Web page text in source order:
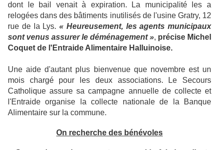
dont le bail venait à expiration. La municipalité les a
relogées dans des bâtiments inutilisés de l'usine Gratry, 12
rue de la Lys. « Heureusement, les agents municipaux
sont venus assurer le déménagement », précise Michel
Coquet de l'Entraide Alimentaire Halluinoise.
Une aide d'autant plus bienvenue que novembre est un
mois chargé pour les deux associations. Le Secours
Catholique assure sa campagne annuelle de collecte et
l'Entraide organise la collecte nationale de la Banque
Alimentaire sur la commune.
On recherche des bénévoles